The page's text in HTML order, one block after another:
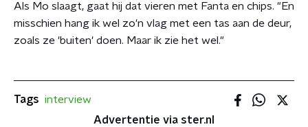
Als Mo slaagt, gaat hij dat vieren met Fanta en chips. "En
misschien hang ik wel zo'n vlag met een tas aan de deur,
zoals ze 'buiten' doen. Maar ik zie het wel."
Tags interview
Advertentie via ster.nl